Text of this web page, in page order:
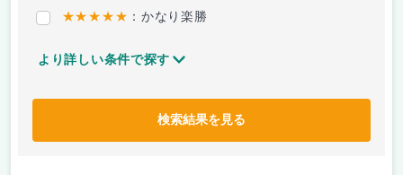
★★★★★ ：かなり楽勝
より詳しい条件で探す
検索結果を見る